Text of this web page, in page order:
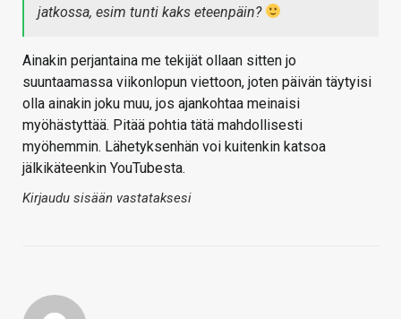
jatkossa, esim tunti kaks eteenpäin?
Ainakin perjantaina me tekijät ollaan sitten jo
suuntaamassa viikonlopun viettoon, joten päivän täytyisi
olla ainakin joku muu, jos ajankohtaa meinaisi
myöhästyttää. Pitää pohtia tätä mahdollisesti
myöhemmin. Lähetyksenhän voi kuitenkin katsoa
jälkikäteenkin YouTubesta.
Kirjaudu sisään vastataksesi